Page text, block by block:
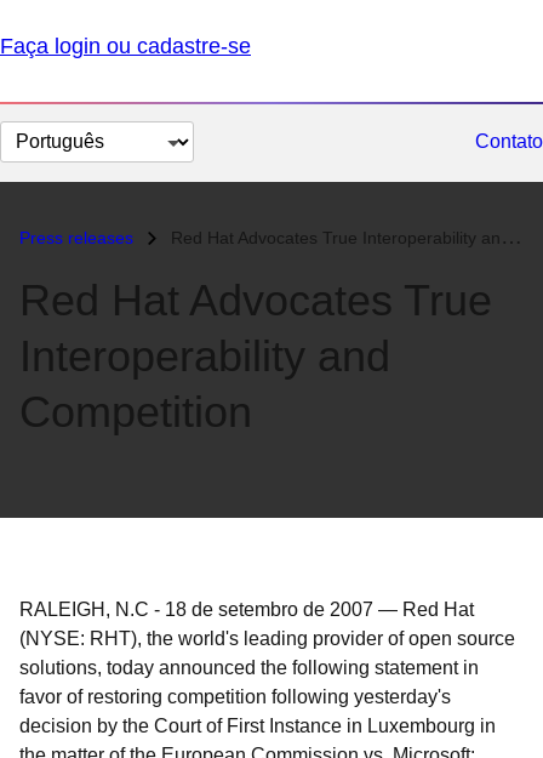
Faça login ou cadastre-se
Selecionar
idioma
Contato
Press releases Red Hat Advocates True Interoperability and Competition...
Red Hat Advocates True
Interoperability and
Competition
RALEIGH, N.C - 18 de setembro de 2007 — Red Hat
(NYSE: RHT), the world's leading provider of open source
solutions, today announced the following statement in
favor of restoring competition following yesterday's
decision by the Court of First Instance in Luxembourg in